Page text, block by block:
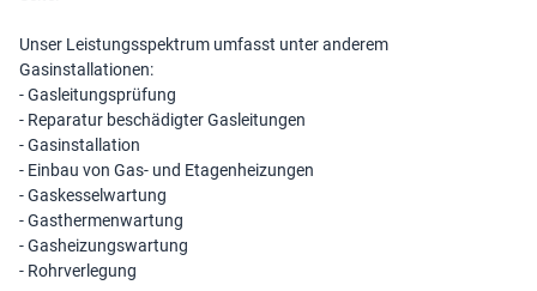
Unser Leistungsspektrum umfasst unter anderem
Gasinstallationen:
- Gasleitungsprüfung
- Reparatur beschädigter Gasleitungen
- Gasinstallation
- Einbau von Gas- und Etagenheizungen
- Gaskesselwartung
- Gasthermenwartung
- Gasheizungswartung
- Rohrverlegung